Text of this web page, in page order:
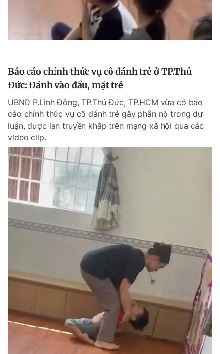
Báo cáo chính thức vụ cô đánh trẻ ở TP.Thủ
Đức: Đánh vào đầu, mặt trẻ
UBND P.Linh Đông, TP.Thủ Đức, TP.HCM vừa có báo
cáo chính thức vụ cô đánh trẻ gây phẫn nộ trong dư
luận, được lan truyền khắp trên mạng xã hội qua các
video clip.